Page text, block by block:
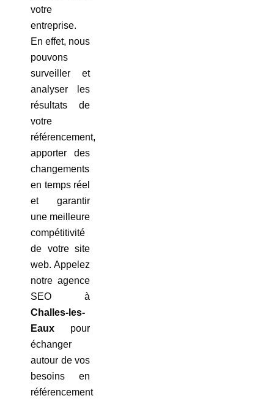
votre
entreprise.
En effet, nous
pouvons
surveiller et
analyser les
résultats de
votre
référencement,
apporter des
changements
en temps réel
et garantir
une meilleure
compétitivité
de votre site
web. Appelez
notre agence
SEO à
Challes-les-
Eaux pour
échanger
autour de vos
besoins en
référencement